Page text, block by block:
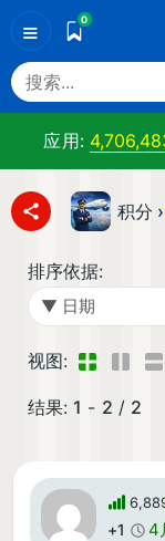
≡ 0
应用:
积分
排序依据:
▼ 日期
视图:
结果: 1 - 2 / 2
+1 4